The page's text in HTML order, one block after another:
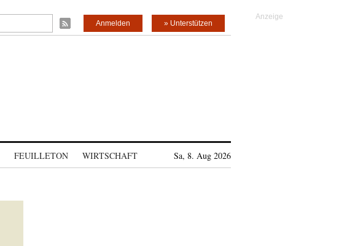
» Unterstützen
Anmelden
FEUILLETON WIRTSCHAFT Sa, 8. Aug 2026